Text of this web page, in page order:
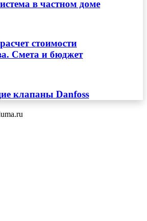
в частном доме
стоимости
Смета и бюджет
клапаны Danfoss